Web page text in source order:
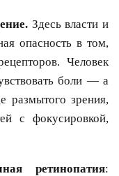
Здесь власти и
опасность в том,
Человек
боли — а
размытого зрения,
с фокусировкой,
ретинопатия: